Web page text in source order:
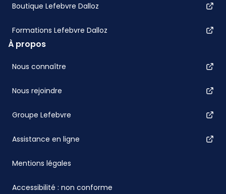
Boutique Lefebvre Dalloz
Formations Lefebvre Dalloz
À propos
Nous connaître
Nous rejoindre
Groupe Lefebvre
Assistance en ligne
Mentions légales
Accessibilité : non conforme